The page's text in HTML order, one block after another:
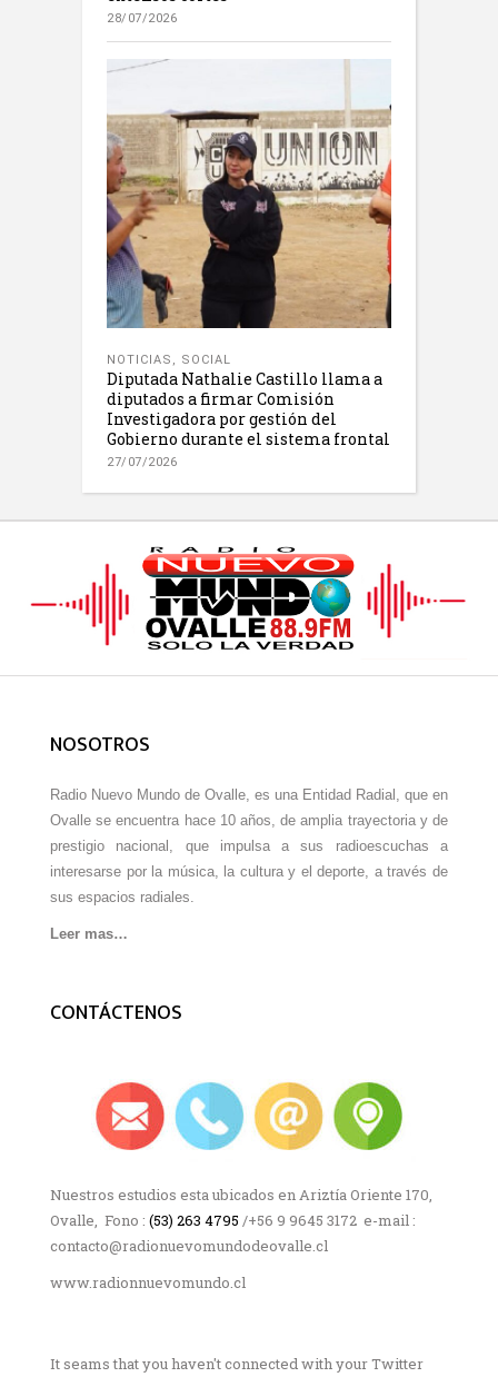
28/07/2026
NOTICIAS , SOCIAL
Diputada Nathalie Castillo llama a
diputados a firmar Comisión
Investigadora por gestión del
Gobierno durante el sistema frontal
27/07/2026
NOSOTROS
Radio Nuevo Mundo de Ovalle, es una Entidad Radial, que en
Ovalle se encuentra hace 10 años, de amplia trayectoria y de
prestigio nacional, que impulsa a sus radioescuchas a
interesarse por la música, la cultura y el deporte, a través de
sus espacios radiales.
Leer mas…
CONTÁCTENOS
Nuestros estudios esta ubicados en Ariztía Oriente 170,
Ovalle, Fono : (53) 263 4795 /+56 9 9645 3172 e-mail :
contacto@radionuevomundodeovalle.cl
www.radionnuevomundo.cl
It seams that you haven't connected with your Twitter